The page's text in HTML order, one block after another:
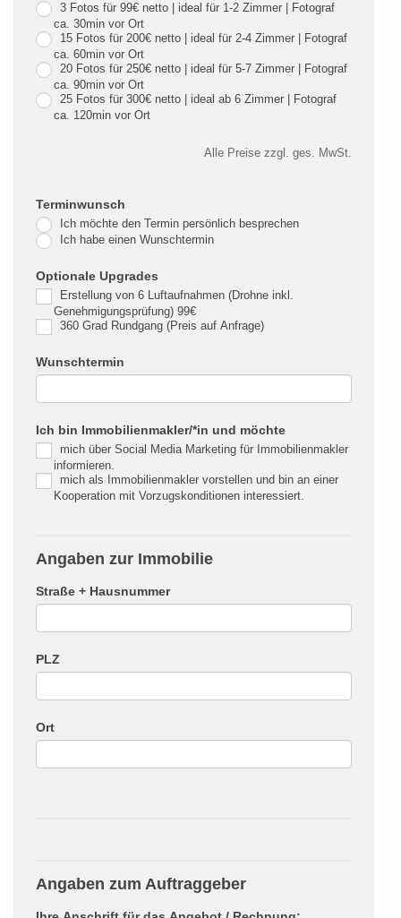
3 Fotos für 99€ netto | ideal für 1-2 Zimmer | Fotograf
ca. 30min vor Ort
15 Fotos für 200€ netto | ideal für 2-4 Zimmer | Fotograf
ca. 60min vor Ort
20 Fotos für 250€ netto | ideal für 5-7 Zimmer | Fotograf
ca. 90min vor Ort
25 Fotos für 300€ netto | ideal ab 6 Zimmer | Fotograf
ca. 120min vor Ort
Alle Preise zzgl. ges. MwSt.
Terminwunsch
Ich möchte den Termin persönlich besprechen
Ich habe einen Wunschtermin
Optionale Upgrades
Erstellung von 6 Luftaufnahmen (Drohne inkl.
Genehmigungsprüfung) 99€
360 Grad Rundgang (Preis auf Anfrage)
Wunschtermin
Ich bin Immobilienmakler/*in und möchte
mich über Social Media Marketing für Immobilienmakler
informieren.
mich als Immobilienmakler vorstellen und bin an einer
Kooperation mit Vorzugskonditionen interessiert.
Angaben zur Immobilie
Straße + Hausnummer
PLZ
Ort
Angaben zum Auftraggeber